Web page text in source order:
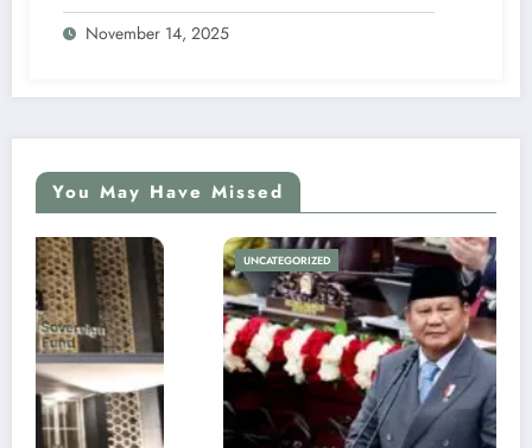
November 14, 2025
You May Have Missed
UNCATEGORIZED